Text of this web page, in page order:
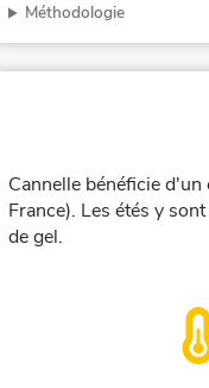
Méthodologie
Cannelle bénéficie
France). Les étés y
de gel.